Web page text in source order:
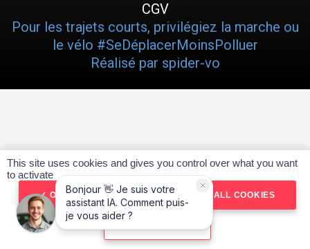
CGV
Pour les trajets courts, privilégiez la marche ou
le vélo #SeDéplacerMoinsPolluer
Réalisé par spider-vo
RÉSERVER
This site uses cookies and gives you control over what you want
to activate
OK, ACCEPT ALL DENY ALL COOKIES